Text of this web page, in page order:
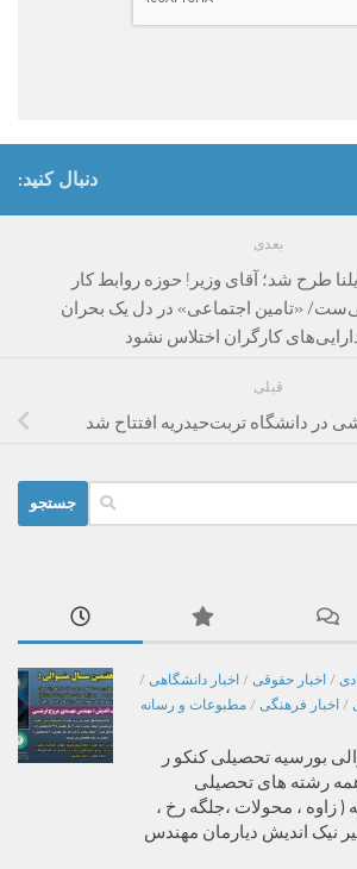
دنبال کنید:
بعدی
طرح شد؛ آقای وزیر! حوزه روابط کار
«تامین اجتماعی» در دل یک بحران
کارگران اختلاس نشود
قبلی
/ اخبار حقوقی / اخبار دانشگاهی /
/ اخبار فرهنگی / مطبوعات و رسانه
بورسیه تحصیلی کنکو ر
سال ۱۴۰۵ همه رشته های تحصیلی
زاوه ، محولات ،جلگه رخ ،
نیک اندیش دیارمان مهندس